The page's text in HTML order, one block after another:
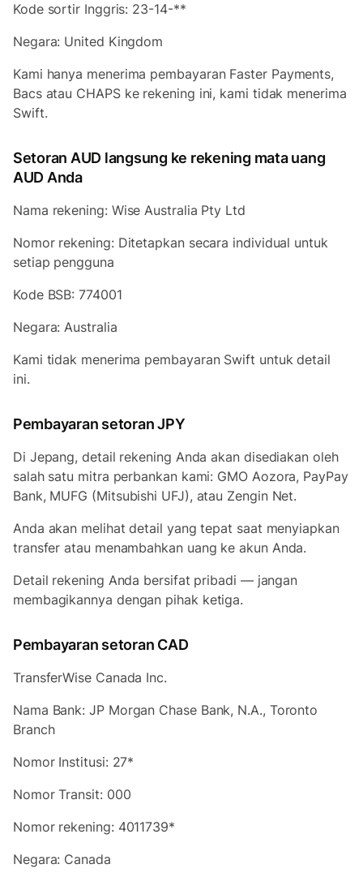
Kode sortir Inggris: 23-14-**
Negara: United Kingdom
Kami hanya menerima pembayaran Faster Payments,
Bacs atau CHAPS ke rekening ini, kami tidak menerima
Swift.
Setoran AUD langsung ke rekening mata uang
AUD Anda
Nama rekening: Wise Australia Pty Ltd
Nomor rekening: Ditetapkan secara individual untuk
setiap pengguna
Kode BSB: 774001
Negara: Australia
Kami tidak menerima pembayaran Swift untuk detail
ini.
Pembayaran setoran JPY
Di Jepang, detail rekening Anda akan disediakan oleh
salah satu mitra perbankan kami: GMO Aozora, PayPay
Bank, MUFG (Mitsubishi UFJ), atau Zengin Net.
Anda akan melihat detail yang tepat saat menyiapkan
transfer atau menambahkan uang ke akun Anda.
Detail rekening Anda bersifat pribadi — jangan
membagikannya dengan pihak ketiga.
Pembayaran setoran CAD
TransferWise Canada Inc.
Nama Bank: JP Morgan Chase Bank, N.A., Toronto
Branch
Nomor Institusi: 27*
Nomor Transit: 000
Nomor rekening: 4011739*
Negara: Canada